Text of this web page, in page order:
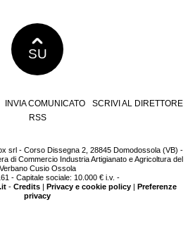
SU
INVIA COMUNICATO
SCRIVI AL DIRETTORE
RSS
srl - Corso Dissegna 2, 28845 Domodossola (VB) -
di Commercio Industria Artigianato e Agricoltura del
Verbano Cusio Ossola
- Capitale sociale: 10.000 € i.v. -
- Credits| Privacy e cookie policy| Preferenze
privacy